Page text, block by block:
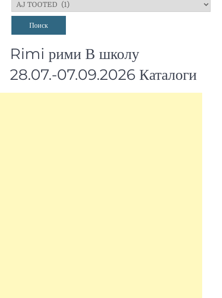
Rimi рими В школу
28.07.-07.09.2026 Каталоги